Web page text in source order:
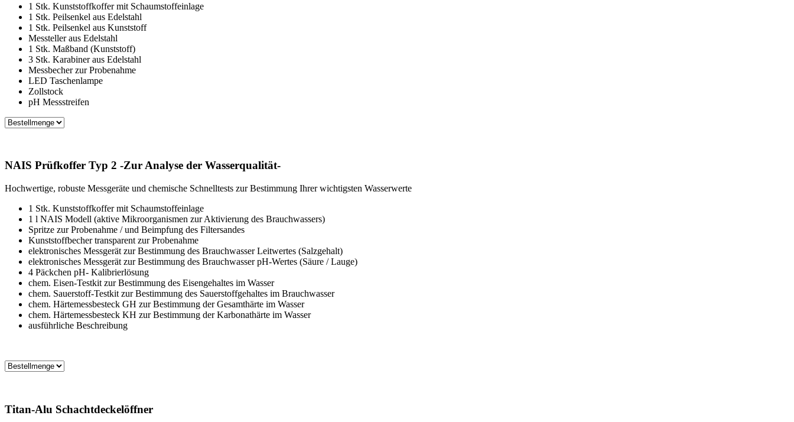
1 Stk. Kunststoffkoffer mit Schaumstoffeinlage
1 Stk. Peilsenkel aus Edelstahl
1 Stk. Peilsenkel aus Kunststoff
Messteller aus Edelstahl
1 Stk. Maßband (Kunststoff)
3 Stk. Karabiner aus Edelstahl
Messbecher zur Probenahme
LED Taschenlampe
Zollstock
pH Messstreifen
NAIS Prüfkoffer Typ 2 -Zur Analyse der Wasserqualität-
Hochwertige, robuste Messgeräte und chemische Schnelltests zur Bestimmung Ihrer wichtigsten Wasserwerte
1 Stk. Kunststoffkoffer mit Schaumstoffeinlage
1 l NAIS Modell (aktive Mikroorganismen zur Aktivierung des Brauchwassers)
Spritze zur Probenahme / und Beimpfung des Filtersandes
Kunststoffbecher transparent zur Probenahme
elektronisches Messgerät zur Bestimmung des Brauchwasser Leitwertes (Salzgehalt)
elektronisches Messgerät zur Bestimmung des Brauchwasser pH-Wertes (Säure / Lauge)
4 Päckchen pH- Kalibrierlösung
chem. Eisen-Testkit zur Bestimmung des Eisengehaltes im Wasser
chem. Sauerstoff-Testkit zur Bestimmung des Sauerstoffgehaltes im Brauchwasser
chem. Härtemessbesteck GH zur Bestimmung der Gesamthärte im Wasser
chem. Härtemessbesteck KH zur Bestimmung der Karbonathärte im Wasser
ausführliche Beschreibung
Titan-Alu Schachtdeckelöffner